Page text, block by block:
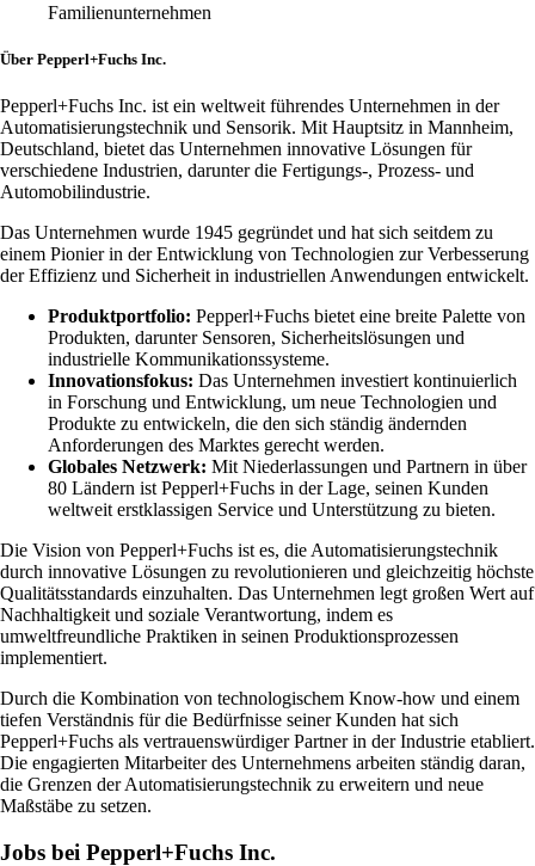
Familienunternehmen
Über Pepperl+Fuchs Inc.
Pepperl+Fuchs Inc. ist ein weltweit führendes Unternehmen in der
Automatisierungstechnik und Sensorik. Mit Hauptsitz in Mannheim,
Deutschland, bietet das Unternehmen innovative Lösungen für
verschiedene Industrien, darunter die Fertigungs-, Prozess- und
Automobilindustrie.
Das Unternehmen wurde 1945 gegründet und hat sich seitdem zu
einem Pionier in der Entwicklung von Technologien zur Verbesserung
der Effizienz und Sicherheit in industriellen Anwendungen entwickelt.
Produktportfolio: Pepperl+Fuchs bietet eine breite Palette von
Produkten, darunter Sensoren, Sicherheitslösungen und
industrielle Kommunikationssysteme.
Innovationsfokus: Das Unternehmen investiert kontinuierlich
in Forschung und Entwicklung, um neue Technologien und
Produkte zu entwickeln, die den sich ständig ändernden
Anforderungen des Marktes gerecht werden.
Globales Netzwerk: Mit Niederlassungen und Partnern in über
80 Ländern ist Pepperl+Fuchs in der Lage, seinen Kunden
weltweit erstklassigen Service und Unterstützung zu bieten.
Die Vision von Pepperl+Fuchs ist es, die Automatisierungstechnik
durch innovative Lösungen zu revolutionieren und gleichzeitig höchste
Qualitätsstandards einzuhalten. Das Unternehmen legt großen Wert auf
Nachhaltigkeit und soziale Verantwortung, indem es
umweltfreundliche Praktiken in seinen Produktionsprozessen
implementiert.
Durch die Kombination von technologischem Know-how und einem
tiefen Verständnis für die Bedürfnisse seiner Kunden hat sich
Pepperl+Fuchs als vertrauenswürdiger Partner in der Industrie etabliert.
Die engagierten Mitarbeiter des Unternehmens arbeiten ständig daran,
die Grenzen der Automatisierungstechnik zu erweitern und neue
Maßstäbe zu setzen.
Jobs bei Pepperl+Fuchs Inc.